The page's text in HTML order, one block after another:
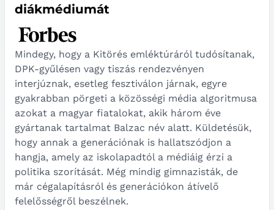
diákmédiumát
Mindegy, hogy a Kitörés emléktúráról tudósítanak,
DPK-gyűlésen vagy tiszás rendezvényen
interjúznak, esetleg fesztiválon járnak, egyre
gyakrabban pörgeti a közösségi média algoritmusa
azokat a magyar fiatalokat, akik három éve
gyártanak tartalmat Balzac név alatt. Küldetésük,
hogy annak a generációnak is hallatszódjon a
hangja, amely az iskolapadtól a médiáig érzi a
politika szorítását. Még mindig gimnazisták, de
már cégalapításról és generációkon átívelő
felelősségről beszélnek.